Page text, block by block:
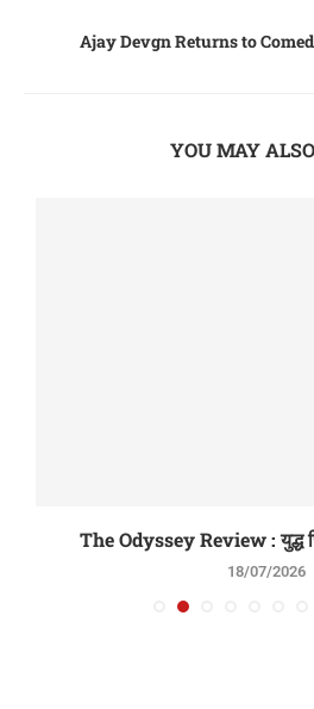
Ajay Devgn Returns to
YOU MAY
The Odyssey Review : युद्ध
18/07/2026